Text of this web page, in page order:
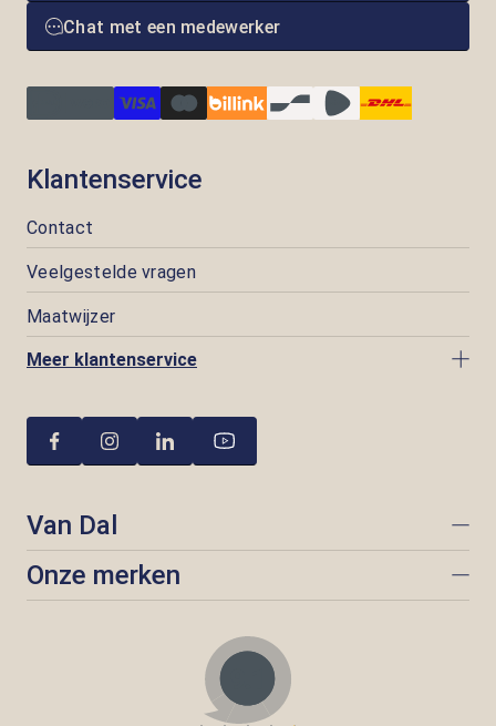
Chat met een medewerker
Klantenservice
Contact
Veelgestelde vragen
Maatwijzer
Meer klantenservice
Van Dal
Onze merken